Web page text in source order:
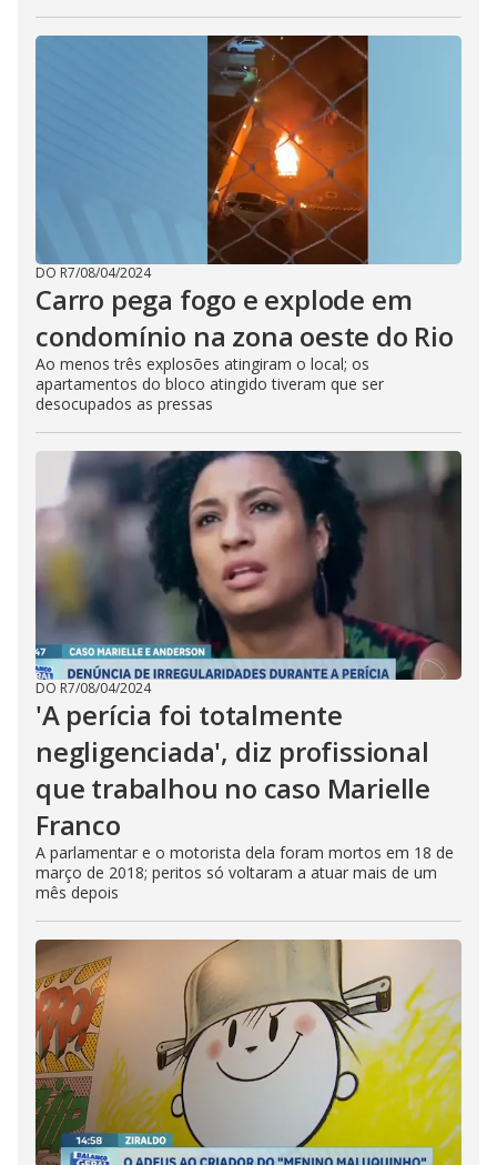
DO R7/08/04/2024
Carro pega fogo e explode em
condomínio na zona oeste do Rio
Ao menos três explosões atingiram o local; os
apartamentos do bloco atingido tiveram que ser
desocupados as pressas
DO R7/08/04/2024
'A perícia foi totalmente
negligenciada', diz profissional
que trabalhou no caso Marielle
Franco
A parlamentar e o motorista dela foram mortos em 18 de
março de 2018; peritos só voltaram a atuar mais de um
mês depois